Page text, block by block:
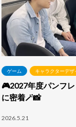
ゲーム キャラクターデ
🎮2027年度パンフ
に密着🪄📸
2026.5.21